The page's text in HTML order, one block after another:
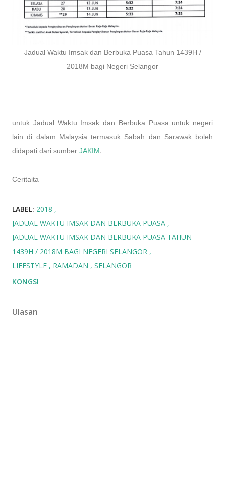
Jadual Waktu Imsak dan Berbuka Puasa Tahun 1439H /
2018M bagi Negeri Selangor
untuk Jadual Waktu Imsak dan Berbuka Puasa untuk negeri
lain di dalam Malaysia termasuk Sabah dan Sarawak boleh
didapati dari sumber JAKIM.
Ceritaita
LABEL: 2018
JADUAL WAKTU IMSAK DAN BERBUKA PUASA
JADUAL WAKTU IMSAK DAN BERBUKA PUASA TAHUN
1439H / 2018M BAGI NEGERI SELANGOR
LIFESTYLE
RAMADAN
SELANGOR
KONGSI
Ulasan